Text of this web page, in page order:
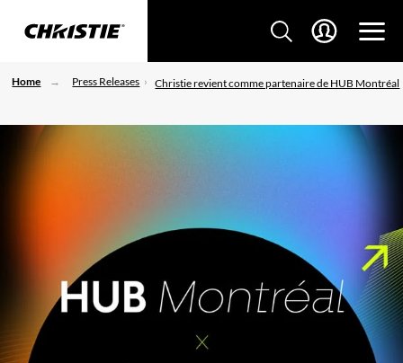
Home Press Releases Christie revient comme partenaire de HUB Montréal